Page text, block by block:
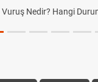
Nedir? Hangi